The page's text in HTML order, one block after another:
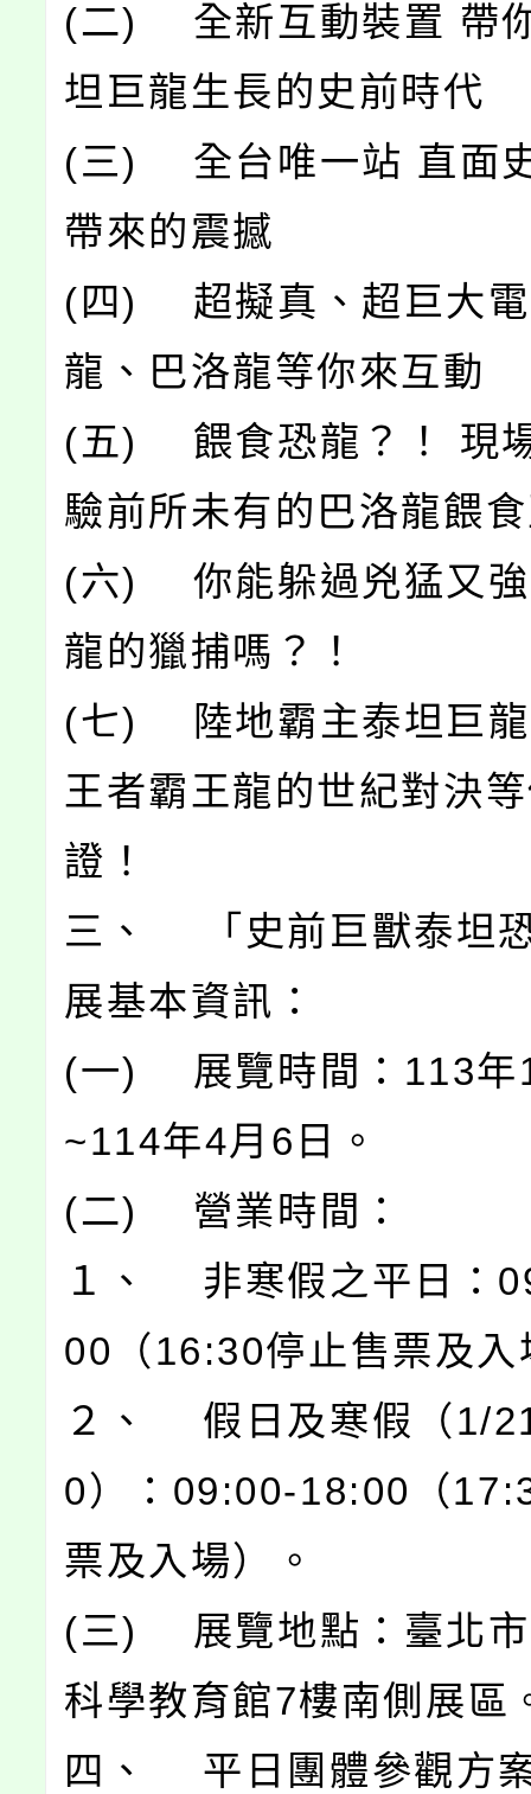
(二) 全新互動裝置 帶
坦巨龍生長的史前時代
(三) 全台唯一站 直面
帶來的震撼
(四) 超擬真、超巨大電
龍、巴洛龍等你來互動
(五) 餵食恐龍？！ 現
驗前所未有的巴洛龍餵
(六) 你能躲過兇猛又強
龍的獵捕嗎？！
(七) 陸地霸主泰坦巨
王者霸王龍的世紀對決
證！
三、 「史前巨獸泰坦
展基本資訊：
(一) 展覽時間：113年
~114年4月6日。
(二) 營業時間：
１、 非寒假之平日：
00（16:30停止售票及入
２、 假日及寒假（1/
0）：09:00-18:00（
票及入場）。
(三) 展覽地點：臺北市
科學教育館7樓南側展區
四、 平日團體參觀方